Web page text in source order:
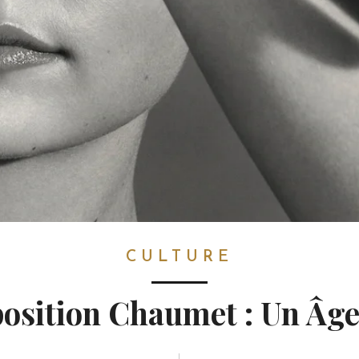
CULTURE
Chaumet : Un